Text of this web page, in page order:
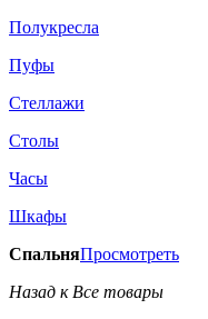
Полукресла
Пуфы
Стеллажи
Столы
Часы
Шкафы
СпальняПросмотреть
Назад к Все товары